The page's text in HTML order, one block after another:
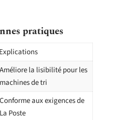
pratiques
Explications
Améliore la lisibilité pour les
machines de tri
Conforme aux exigences de
La Poste